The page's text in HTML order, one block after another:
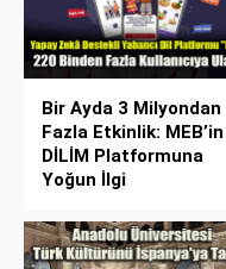
Bir Ayda 3 Milyondan
Fazla Etkinlik: MEB’in
DİLİM Platformuna
Yoğun İlgi